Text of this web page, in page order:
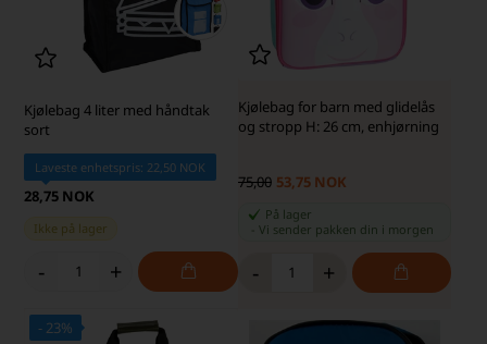
Kjølebag 4 liter med håndtak
sort
Laveste enhetspris: 22,50 NOK
28,75 NOK
Ikke på lager
- +
Kjølebag for barn med glidelås
og stropp H: 26 cm, enhjørning
75,00 53,75 NOK
På lager
Vi sender pakken din i morgen
- +
- 23% SKARP PRIS · SKARP PRIS